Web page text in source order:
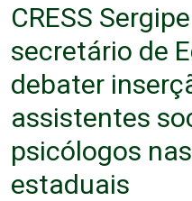
CRESS
secretário de
debater
assistentes
psicólogos
estaduais